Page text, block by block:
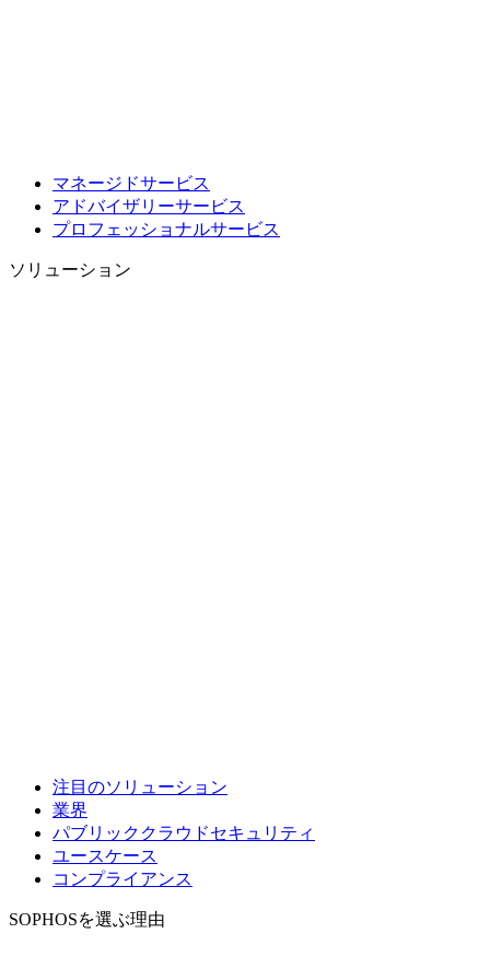
マネージドサービス
アドバイザリーサービス
プロフェッショナルサービス
ソリューション
注目のソリューション
業界
パブリッククラウドセキュリティ
ユースケース
コンプライアンス
SOPHOSを選ぶ理由